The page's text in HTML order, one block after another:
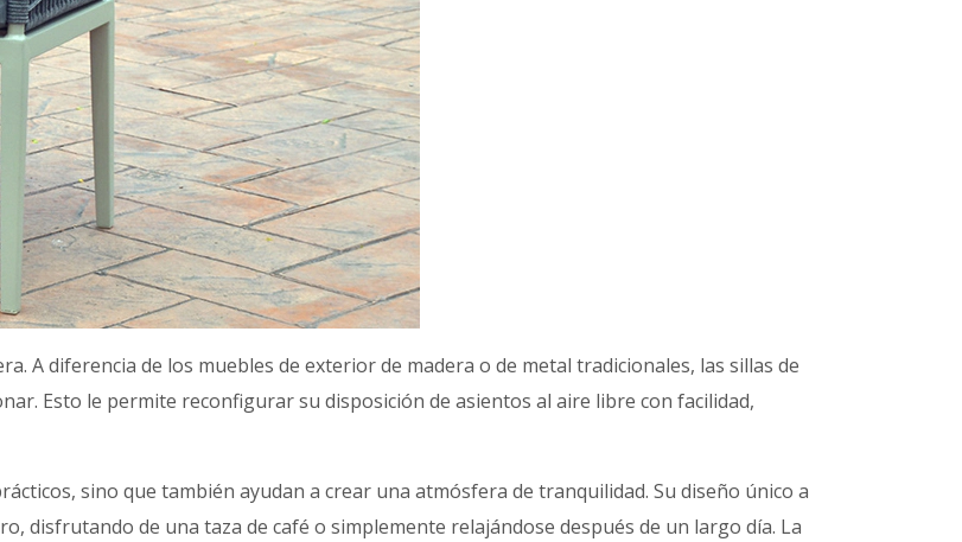
A diferencia de los muebles de exterior de madera o de metal tradicionales, las sillas de
Esto le permite reconfigurar su disposición de asientos al aire libre con facilidad,
sino que también ayudan a crear una atmósfera de tranquilidad. Su diseño único a
disfrutando de una taza de café o simplemente relajándose después de un largo día. La